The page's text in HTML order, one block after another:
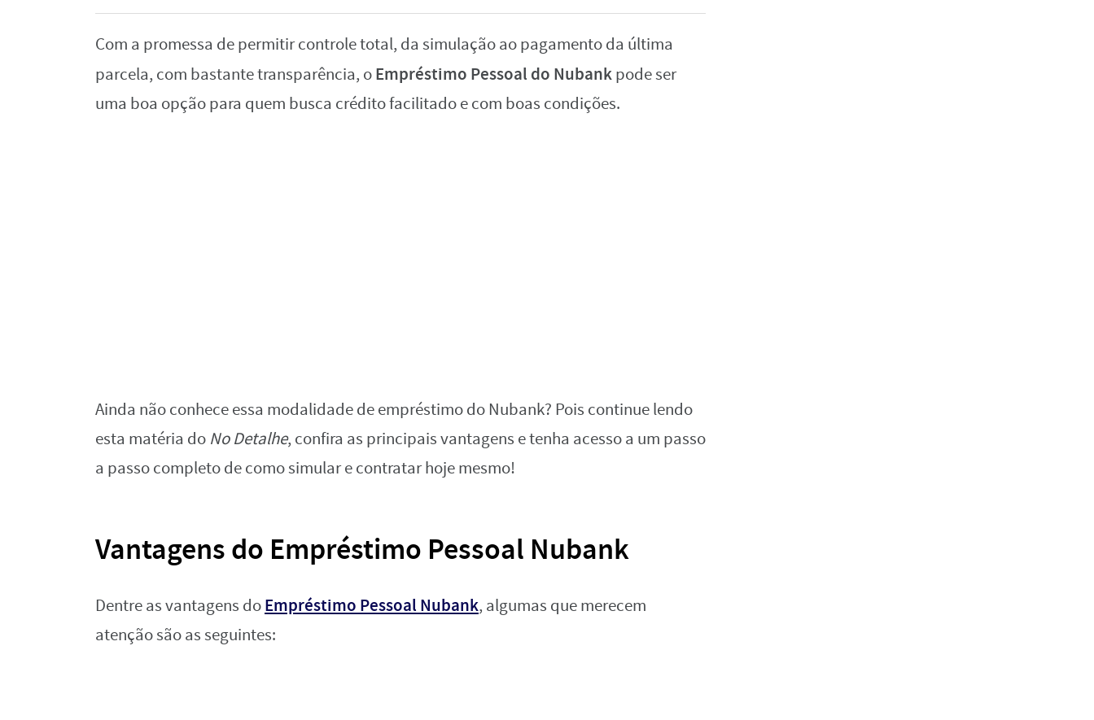
Com a promessa de permitir controle total, da simulação ao pagamento da última
parcela, com bastante transparência, oEmpréstimo Pessoal do Nubankpode ser
uma boa opção para quem busca crédito facilitado e com boas condições.
Ainda não conhece essa modalidade de empréstimo do Nubank? Pois continue lendo
esta matéria do No Detalhe, confira as principais vantagens e tenha acesso a um passo
a passo completo de como simular e contratar hoje mesmo!
Vantagens do Empréstimo Pessoal Nubank
Dentre as vantagens doEmpréstimo Pessoal Nubank, algumas que merecem
atenção são as seguintes: